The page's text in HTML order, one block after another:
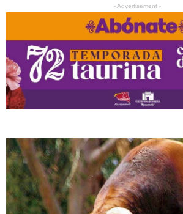
- Advertisement -